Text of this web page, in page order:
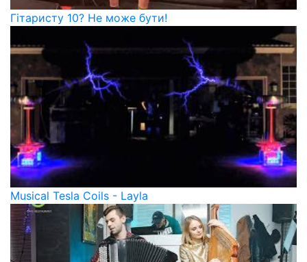
Гітаристу 10? Не може бути!
Musical Tesla Coils - Layla